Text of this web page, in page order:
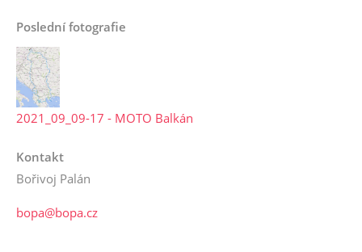
Poslední fotografie
2021_09_09-17 - MOTO Balkán
Kontakt
Bořivoj Palán
bopa@bopa.cz